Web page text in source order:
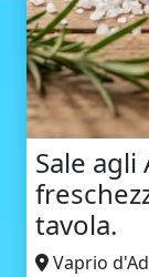
Sale
tavola.
Vaprio